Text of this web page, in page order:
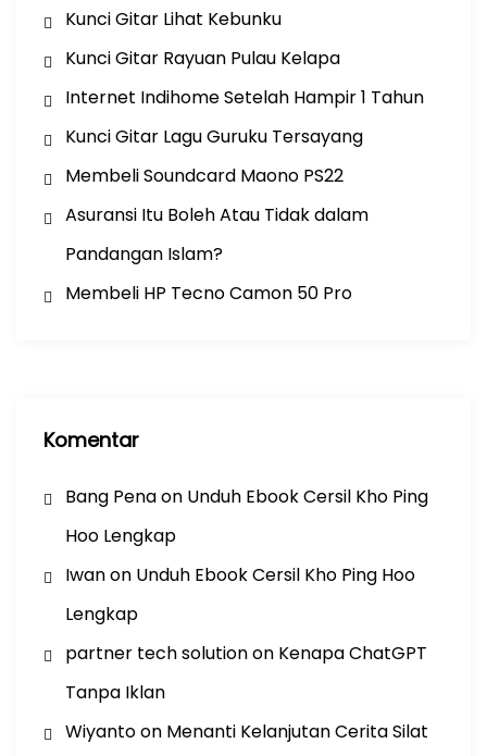
Kunci Gitar Lihat Kebunku
Kunci Gitar Rayuan Pulau Kelapa
Internet Indihome Setelah Hampir 1 Tahun
Kunci Gitar Lagu Guruku Tersayang
Membeli Soundcard Maono PS22
Asuransi Itu Boleh Atau Tidak dalam
Pandangan Islam?
Membeli HP Tecno Camon 50 Pro
Komentar
Bang Penaon Unduh Ebook Cersil Kho Ping
Hoo Lengkap
Iwanon Unduh Ebook Cersil Kho Ping Hoo
Lengkap
partner tech solutionon Kenapa ChatGPT
Tanpa Iklan
Wiyantoon Menanti Kelanjutan Cerita Silat